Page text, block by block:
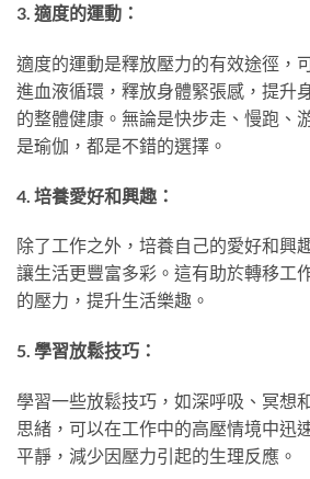
3. 適度的運動：
適度的運動是釋放壓力的有效途徑，
進血液循環，釋放身體緊張感，提升
的整體健康。無論是快步走、慢跑、
是瑜伽，都是不錯的選擇。
4. 培養愛好和興趣：
除了工作之外，培養自己的愛好和興
讓生活更豐富多彩。這有助於轉移工
的壓力，提升生活樂趣。
5. 學習放鬆技巧：
學習一些放鬆技巧，如深呼吸、冥想
思緒，可以在工作中的高壓情境中迅
平靜，減少因壓力引起的生理反應。